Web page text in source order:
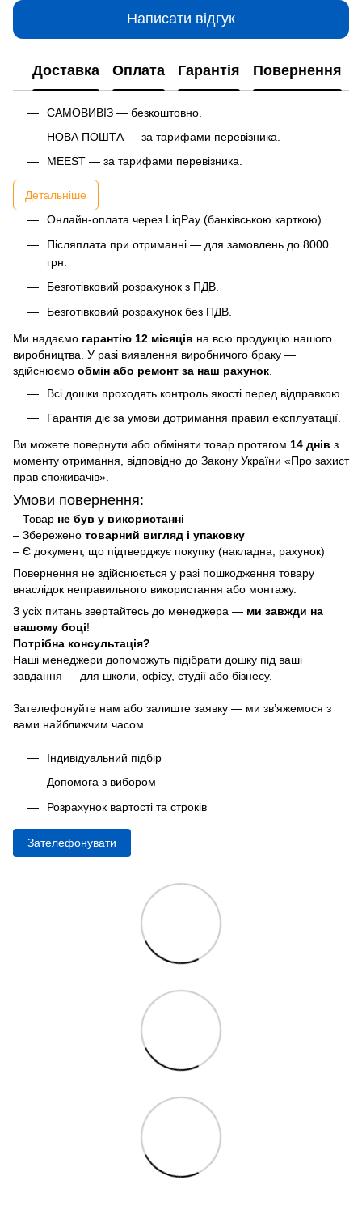
Написати відгук
Доставка Оплата Гарантія Повернення
САМОВИВІЗ — безкоштовно.
НОВА ПОШТА — за тарифами перевізника.
MEEST — за тарифами перевізника.
Детальніше
Онлайн-оплата через LiqPay (банківською карткою).
Післяплата при отриманні — для замовлень до 8000
грн.
Безготівковий розрахунок з ПДВ.
Безготівковий розрахунок без ПДВ.
Ми надаємо гарантію 12 місяців на всю продукцію нашого
виробництва. У разі виявлення виробничого браку —
здійснюємо обмін або ремонт за наш рахунок
Всі дошки проходять контроль якості перед відправкою.
Гарантія діє за умови дотримання правил експлуатації.
Ви можете повернути або обміняти товар протягом 14 днів з
моменту отримання, відповідно до Закону України «Про захист
прав споживачів».
Умови повернення:
– Товар не був у використанні
– Збережено товарний вигляд і упаковку
– Є документ, що підтверджує покупку (накладна, рахунок)
Повернення не здійснюється у разі пошкодження товару
внаслідок неправильного використання або монтажу.
З усіх питань звертайтесь до менеджера — ми завжди на
вашому боці!
Потрібна консультація?
Наші менеджери допоможуть підібрати дошку під ваші
завдання — для школи, офісу, студії або бізнесу.
Зателефонуйте нам або залиште заявку — ми зв’яжемося з
вами найближчим часом.
Індивідуальний підбір
Допомога з вибором
Розрахунок вартості та строків
Зателефонувати